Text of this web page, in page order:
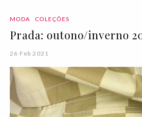
MODA COLEÇÕES
Prada: outono/inverno
26 Feb 2021